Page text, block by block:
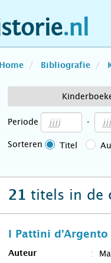
Home Bibliografie
Periode -
Sorteren Titel
21 titels in de
I Pattini d'Argento
Auteur